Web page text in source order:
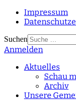
Impressum
Suchen
Type 2 or
Anmelden
Aktuelles
Schau
Archiv
Unsere